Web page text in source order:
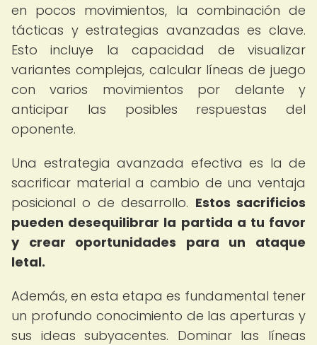
en pocos movimientos, la combinación de
tácticas y estrategias avanzadas es clave.
Esto incluye la capacidad de visualizar
variantes complejas, calcular líneas de juego
con varios movimientos por delante y
anticipar las posibles respuestas del
oponente.
Una estrategia avanzada efectiva es la de
sacrificar material a cambio de una ventaja
posicional o de desarrollo. Estos sacrificios
pueden desequilibrar la partida a tu favor
y crear oportunidades para un ataque
letal.
Además, en esta etapa es fundamental tener
un profundo conocimiento de las aperturas y
sus ideas subyacentes. Dominar las líneas